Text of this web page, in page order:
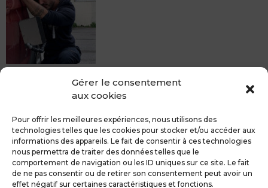
Gérer le consentement
aux cookies
Pour offrir les meilleures expériences, nous utilisons des
technologies telles que les cookies pour stocker et/ou accéder aux
informations des appareils. Le fait de consentir à ces technologies
nous permettra de traiter des données telles que le
comportement de navigation ou les ID uniques sur ce site. Le fait
de ne pas consentir ou de retirer son consentement peut avoir un
effet négatif sur certaines caractéristiques et fonctions.
peinture, sans rendez-vous mais Avec le sourire :)
du débosselage vous accueille sans rendez-...
MDCS GROUPE Mentions légales